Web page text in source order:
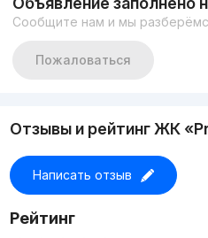
Сообщите нам и мы
Пожаловаться
Отзывы и рейтинг ЖК
Написать отзыв
Рейтинг